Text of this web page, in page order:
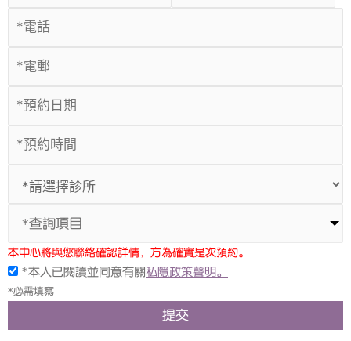
*查詢項目
本中心將與您聯絡確認詳情，方為確實是次預約。
*本人已閱讀並同意有關私隱政策聲明。
*必需填寫
提交